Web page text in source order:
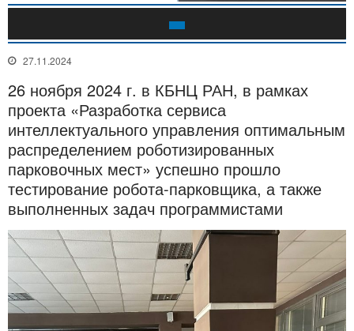
27.11.2024
26 ноября 2024 г. в КБНЦ РАН, в рамках
проекта «Разработка сервиса
интеллектуального управления оптимальным
распределением роботизированных
парковочных мест» успешно прошло
тестирование робота-парковщика, а также
выполненных задач программистами